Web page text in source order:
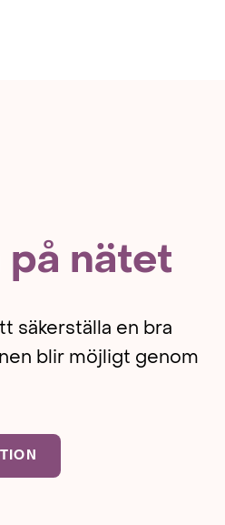
nätet
säkerställa en bra
blir möjligt genom